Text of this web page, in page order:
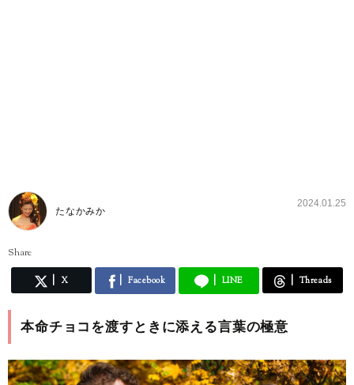
たなかみか
2024.01.25
Share
X Facebook LINE Threads
本命チョコを渡すときに添える言葉の極意